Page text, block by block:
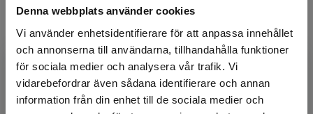
Denna webbplats använder cookies
Vi använder enhetsidentifierare för att anpassa innehållet
och annonserna till användarna, tillhandahålla funktioner
för sociala medier och analysera vår trafik. Vi
vidarebefordrar även sådana identifierare och annan
information från din enhet till de sociala medier och
Begränsad fraktregion
Köp- och leveransvillkor
Författare